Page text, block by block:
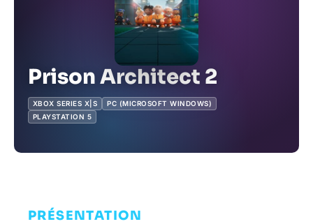
Prison Architect 2
XBOX SERIES X|S
PC (MICROSOFT WINDOWS)
PLAYSTATION 5
PRÉSENTATION